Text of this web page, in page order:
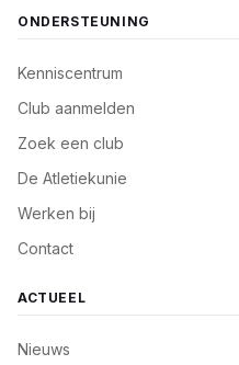
ONDERSTEUNING
Kenniscentrum
Club aanmelden
Zoek een club
De Atletiekunie
Werken bij
Contact
ACTUEEL
Nieuws